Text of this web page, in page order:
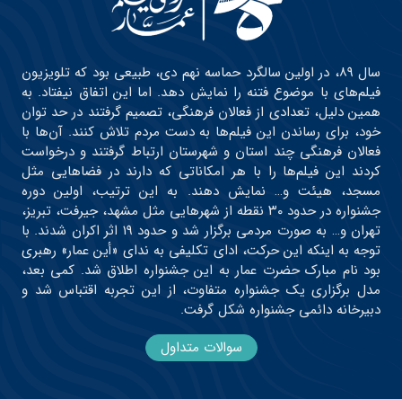
سال ۸۹، در اولین سالگرد حماسه نهم دی، طبیعی بود که تلویزیون
فیلم‌های با موضوع فتنه را نمایش دهد. اما این اتفاق نیفتاد. به
همین دلیل، تعدادی از فعالان فرهنگی، تصمیم گرفتند در حد توان
خود، برای رساندن این فیلم‌ها به دست مردم تلاش کنند. آن‌ها با
فعالان فرهنگی چند استان و شهرستان ارتباط گرفتند و درخواست
کردند این فیلم‌ها را با هر امکاناتی که دارند در فضاهایی مثل
مسجد، هیئت و… نمایش دهند. به این ترتیب، اولین دوره
جشنواره در حدود ۳۰ نقطه از شهرهایی مثل مشهد، جیرفت، تبریز،
تهران و… به صورت مردمی برگزار شد و حدود ۱۹ اثر اکران شدند. با
توجه به اینکه این حرکت، ادای تکلیفی به ندای «أین عمار» رهبری
بود نام مبارک حضرت عمار به این جشنواره اطلاق شد. کمی بعد،
مدل برگزاری یک جشنواره متفاوت، از این تجربه اقتباس شد و
دبیرخانه دائمی جشنواره شکل گرفت.
سوالات متداول